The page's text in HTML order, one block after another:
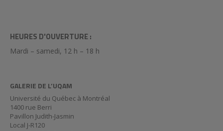
HEURES D'OUVERTURE :
Mardi – samedi, 12 h – 18 h
GALERIE DE L’UQAM
Université du Québec à Montréal
1400 rue Berri
Pavillon Judith-Jasmin
Local J-R120